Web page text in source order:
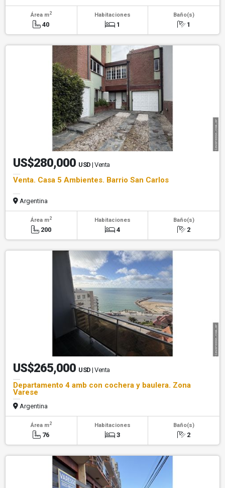
Área m2
40
Habitaciones
1
Baño(s)
1
US$280,000 USD | Venta
Venta. Casa 5 Ambientes. Barrio San Carlos
Argentina
Área m2
200
Habitaciones
4
Baño(s)
2
US$265,000 USD | Venta
Departamento 4 amb con cochera y baulera. Zona
Varese
Argentina
Área m2
76
Habitaciones
3
Baño(s)
2